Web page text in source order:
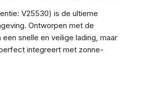
V25530) is de ultieme
Ontworpen met de
snelle en veilige lading, maar
integreert met zonne-